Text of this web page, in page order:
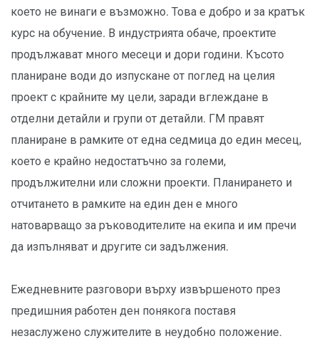
което не винаги е възможно. Това е добро и за кратък
курс на обучение. В индустрията обаче, проектите
продължават много месеци и дори години. Късото
планиране води до изпускане от поглед на целия
проект с крайните му цели, заради вглеждане в
отделни детайли и групи от детайли. ГМ правят
планиране в рамките от една седмица до един месец,
което е крайно недостатъчно за големи,
продължителни или сложни проекти. Планирането и
отчитането в рамките на един ден е много
натоварващо за ръководителите на екипа и им пречи
да изпълняват и другите си задължения.
Ежедневните разговори върху извършеното през
предишния работен ден понякога поставя
незаслужено служителите в неудобно положение.